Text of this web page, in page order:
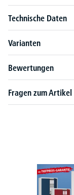
Technische Daten
Varianten
Bewertungen
Fragen zum Artikel